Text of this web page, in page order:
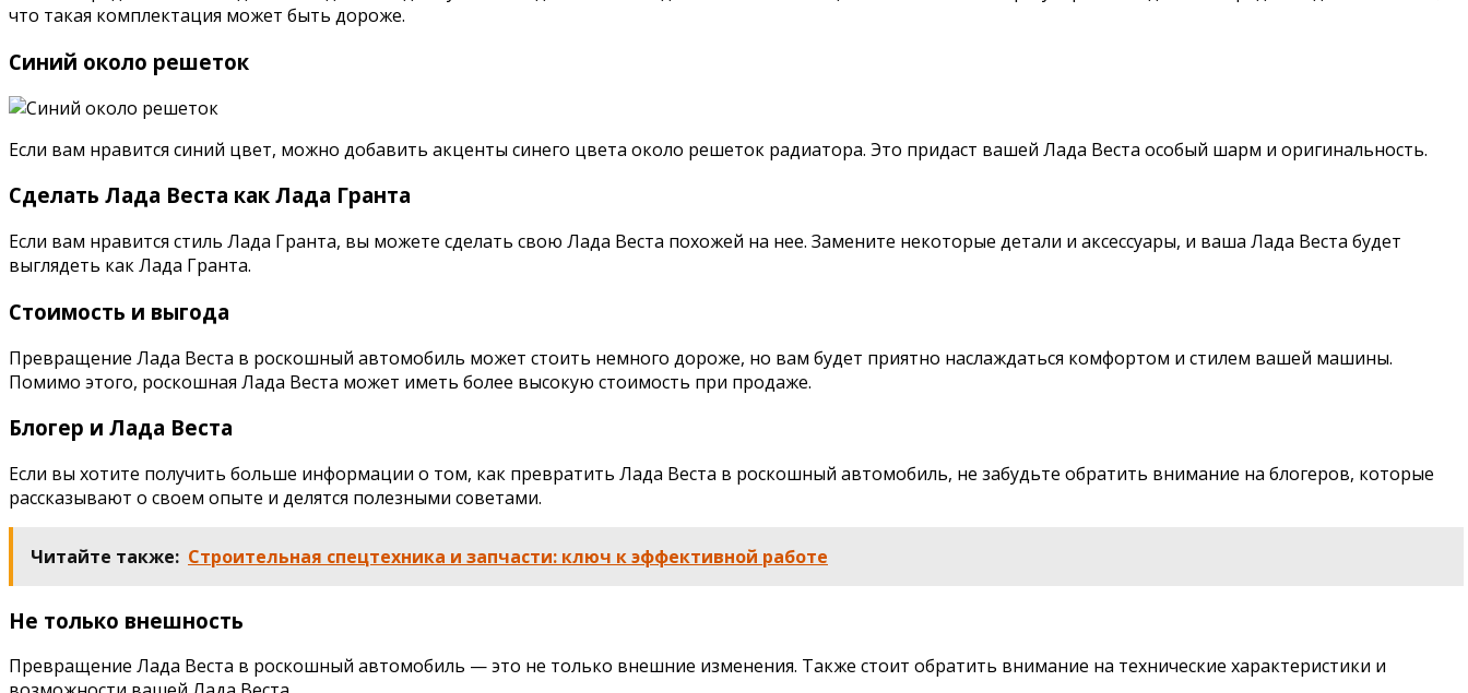
что такая комплектация может быть дороже.
Синий около решеток
Если вам нравится синий цвет, можно добавить акценты синего цвета около решеток радиатора. Это придаст вашей Лада Веста особый шарм и оригинальность.
Сделать Лада Веста как Лада Гранта
Если вам нравится стиль Лада Гранта, вы можете сделать свою Лада Веста похожей на нее. Замените некоторые детали и аксессуары, и ваша Лада Веста будет
выглядеть как Лада Гранта.
Стоимость и выгода
Превращение Лада Веста в роскошный автомобиль может стоить немного дороже, но вам будет приятно наслаждаться комфортом и стилем вашей машины.
Помимо этого, роскошная Лада Веста может иметь более высокую стоимость при продаже.
Блогер и Лада Веста
Если вы хотите получить больше информации о том, как превратить Лада Веста в роскошный автомобиль, не забудьте обратить внимание на блогеров, которые
рассказывают о своем опыте и делятся полезными советами.
Читайте также: Строительная спецтехника и запчасти: ключ к эффективной работе
Не только внешность
Превращение Лада Веста в роскошный автомобиль — это не только внешние изменения. Также стоит обратить внимание на технические характеристики и